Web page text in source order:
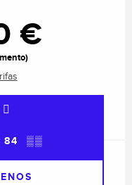
€
84 ▒▒